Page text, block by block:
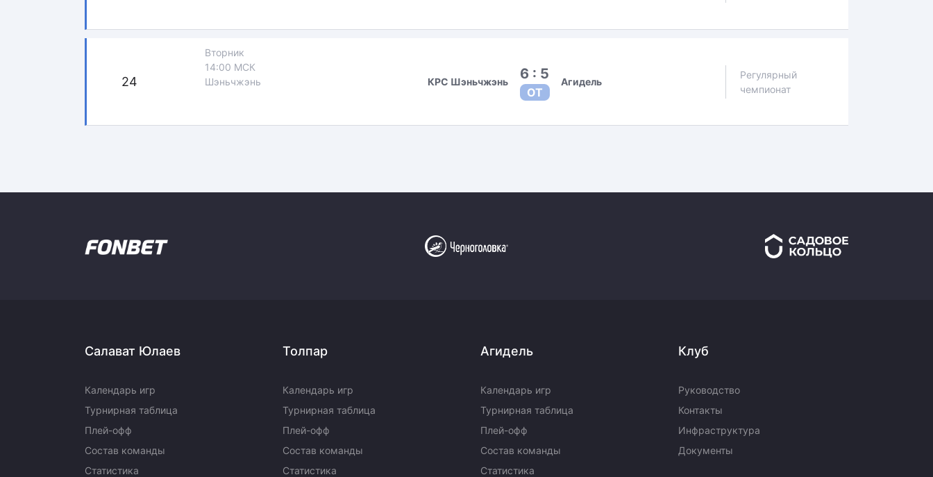
24
Вторник
14:00 МСК
Шэньчжэнь
КРС Шэньчжэнь 6 : 5
ОТ
Агидель
Регулярный
чемпионат
Салават Юлаев
Календарь игр
Турнирная таблица
Плей-офф
Состав команды
Статистика
Толпар
Календарь игр
Турнирная таблица
Плей-офф
Состав команды
Статистика
Агидель
Календарь игр
Турнирная таблица
Плей-офф
Состав команды
Статистика
Клуб
Руководство
Контакты
Инфраструктура
Документы